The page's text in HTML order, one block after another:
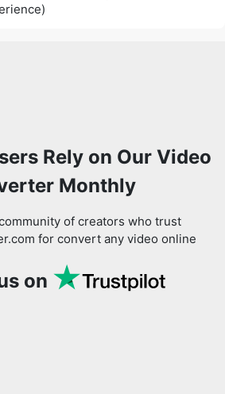
Rely on Our Video
Monthly
of creators who trust
for convert any video online
on